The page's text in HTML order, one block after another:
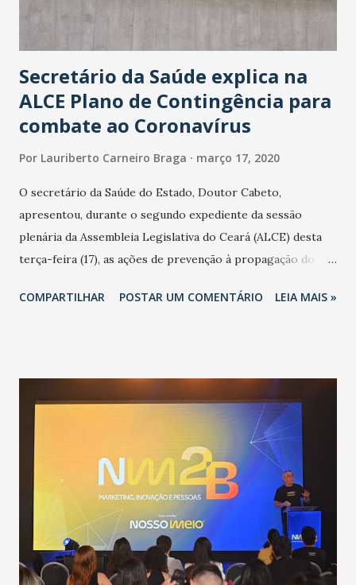
Secretário da Saúde explica na
ALCE Plano de Contingência para
combate ao Coronavírus
Por Lauriberto Carneiro Braga março 17, 2020
O secretário da Saúde do Estado, Doutor Cabeto,
apresentou, durante o segundo expediente da sessão
plenária da Assembleia Legislativa do Ceará (ALCE) desta
terça-feira (17), as ações de prevenção à propagação do
adotadas pelo Governo do Estado na contenção da
população suspeita e de cuidados com os ambientes
públicos e domiciliares. “Nós não estamos vivendo uma
epidemia comum, como temos em todos os anos, com
aumento de casos de dengue, influenza ou H1N1. Trata-se
de uma epidemia com um vírus diferente, com um poder de
contaminação maior que outros coronavírus”, apontou o
secretário. Segundo ele, é uma epidemia com chance de
contaminação alta, podendo gerar um grande risco à
população e ao sistema de saúde. “Precisamos saber fazer a
COMPARTILHAR POSTAR UM COMENTÁRIO LEIA MAIS »